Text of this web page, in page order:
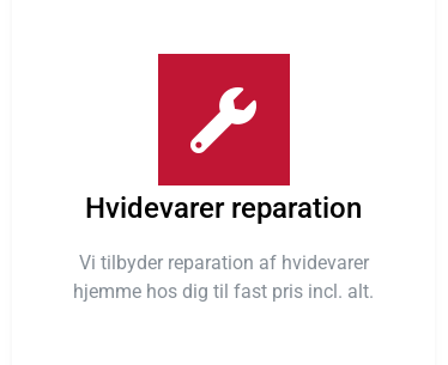
Hvidevarer reparation
Vi tilbyder reparation af hvidevarer
hjemme hos dig til fast pris incl. alt.